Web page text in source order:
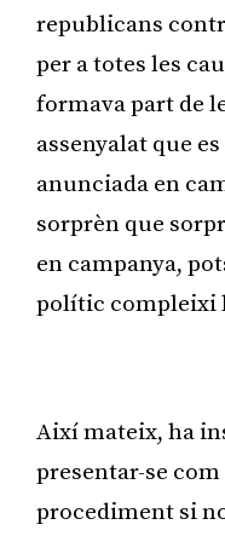
republicans
per a totes les
formava part de
assenyalat que
anunciada en
sorprèn que
en campanya,
polític compleixi
Així mateix, ha
presentar-se
procediment si